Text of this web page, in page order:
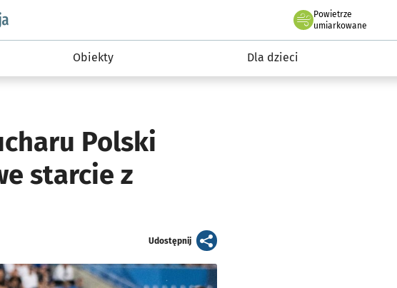
Sport i rekreacja
Powietrze
we Wrocławiu
umiarkowane
Obiekty Dla dzieci
Polski
starcie z
Udostępnijartykuł